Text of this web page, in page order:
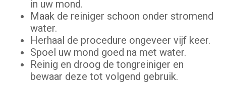
in uw mond.
Maak de reiniger schoon onder stromend
water.
Herhaal de procedure ongeveer vijf keer.
Spoel uw mond goed na met water.
Reinig en droog de tongreiniger en
bewaar deze tot volgend gebruik.